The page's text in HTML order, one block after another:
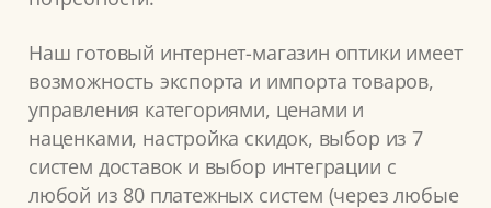
Наш готовый интернет-магазин оптики имеет
возможность экспорта и импорта товаров,
управления категориями, ценами и
наценками, настройка скидок, выбор из 7
систем доставок и выбор интеграции с
любой из 80 платежных систем (через любые